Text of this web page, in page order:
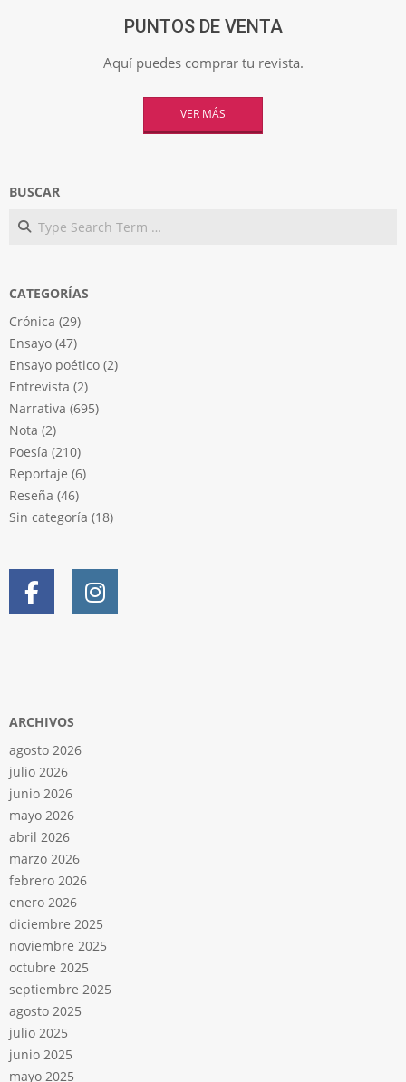
PUNTOS DE VENTA
Aquí puedes comprar tu revista.
VER MÁS
BUSCAR
Search
CATEGORÍAS
Crónica (29)
Ensayo (47)
Ensayo poético (2)
Entrevista (2)
Narrativa (695)
Nota (2)
Poesía (210)
Reportaje (6)
Reseña (46)
Sin categoría (18)
ARCHIVOS
agosto 2026
julio 2026
junio 2026
mayo 2026
abril 2026
marzo 2026
febrero 2026
enero 2026
diciembre 2025
noviembre 2025
octubre 2025
septiembre 2025
agosto 2025
julio 2025
junio 2025
mayo 2025